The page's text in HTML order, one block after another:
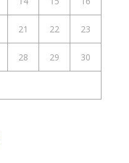
21 22 23
28 29 30